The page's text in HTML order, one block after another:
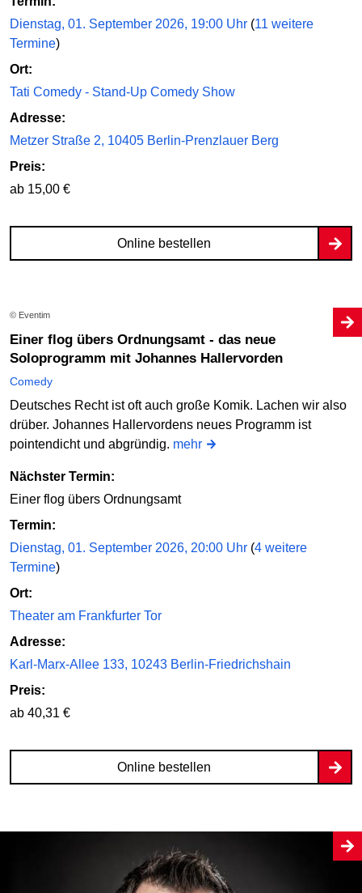
Dienstag, 01. September 2026, 19:00 Uhr (11 weitere
Termine)
Ort:
Tati Comedy - Stand-Up Comedy Show
Adresse:
Metzer Straße 2, 10405 Berlin-Prenzlauer Berg
Preis:
ab 15,00 €
Online bestellen
© Eventim
Einer flog übers Ordnungsamt - das neue
Soloprogramm mit Johannes Hallervorden
Comedy
Deutsches Recht ist oft auch große Komik. Lachen wir also
drüber. Johannes Hallervordens neues Programm ist
pointendicht und abgründig. mehr
Nächster Termin:
Einer flog übers Ordnungsamt
Termin:
Dienstag, 01. September 2026, 20:00 Uhr (4 weitere
Termine)
Ort:
Theater am Frankfurter Tor
Adresse:
Karl-Marx-Allee 133, 10243 Berlin-Friedrichshain
Preis:
ab 40,31 €
Online bestellen